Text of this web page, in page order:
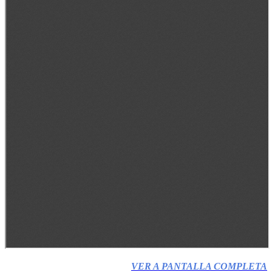
VER A PANTALLA COMPLETA